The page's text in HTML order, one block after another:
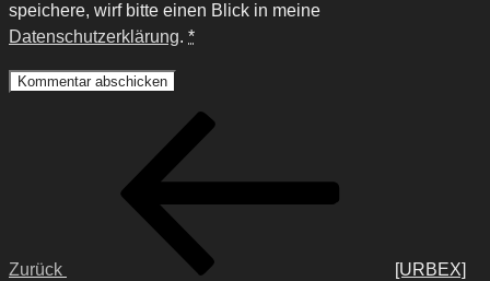
speichere, wirf bitte einen Blick in meine
Datenschutzerklärung. *
Beitragsnavigation
Zurück
[URBEX]